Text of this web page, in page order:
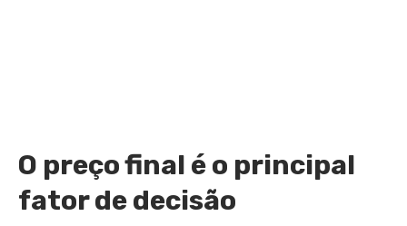
O preço final é o principal
fator de decisão